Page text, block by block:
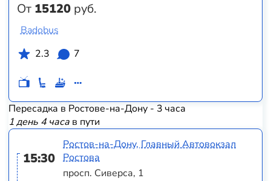
От 15120 руб.
Badobus
2.3
7
Пересадка в Ростове-на-Дону - 3 часа
1 день 4 часав пути
15:30
Ростов-на-Дону, Главный Автовокзал
Ростова
просп. Сиверса, 1